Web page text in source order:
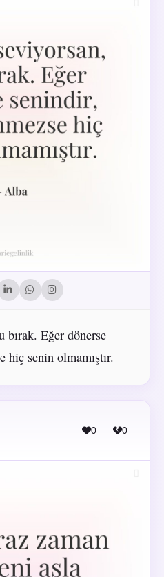
bırak. Eğer dönerse
hiç senin olmamıştır.
0 0